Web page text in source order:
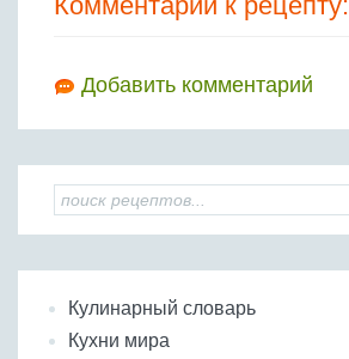
Добавить комментарий
Кулинарный словарь
Кухни мира